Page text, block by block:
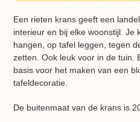
Een rieten krans geeft een
interieur en bij elke woonstijl. Je
hangen, op tafel leggen, tegen
zetten. Ook leuk voor in de tuin.
basis voor het maken van een
tafeldecoratie.
De buitenmaat van de krans is